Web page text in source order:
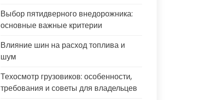
Выбор пятидверного внедорожника:
основные важные критерии
Влияние шин на расход топлива и
шум
Техосмотр грузовиков: особенности,
требования и советы для владельцев